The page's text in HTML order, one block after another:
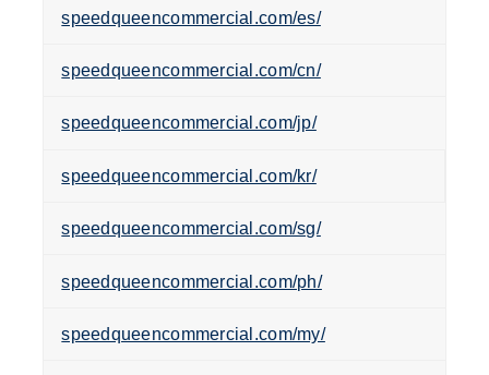
speedqueencommercial.com/es/
speedqueencommercial.com/cn/
speedqueencommercial.com/jp/
speedqueencommercial.com/kr/
speedqueencommercial.com/sg/
speedqueencommercial.com/ph/
speedqueencommercial.com/my/